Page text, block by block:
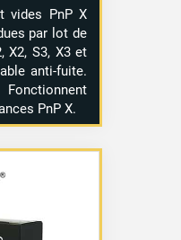
vides PnP X
par lot de
X2, S3, X3 et
anti-fuite.
PnP X.